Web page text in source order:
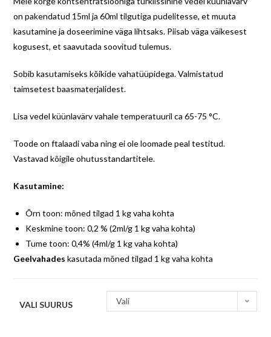
on pakendatud 15ml ja 60ml tilgutiga pudelitesse, et muuta
kasutamine ja doseerimine väga lihtsaks. Piisab väga väikesest
kogusest, et saavutada soovitud tulemus.
Sobib kasutamiseks kõikide vahatüüpidega. Valmistatud
taimsetest baasmaterjalidest.
Lisa vedel küünlavärv vahale temperatuuril ca 65-75 °C.
Toode on ftalaadi vaba ning ei ole loomade peal testitud.
Vastavad kõigile ohutusstandartitele.
Kasutamine:
Õrn toon: mõned tilgad 1 kg vaha kohta
Keskmine toon: 0,2 % (2ml/g 1 kg vaha kohta)
Tume toon: 0,4% (4ml/g 1 kg vaha kohta)
Geelvahades kasutada mõned tilgad 1 kg vaha kohta
VALI SUURUS Vali